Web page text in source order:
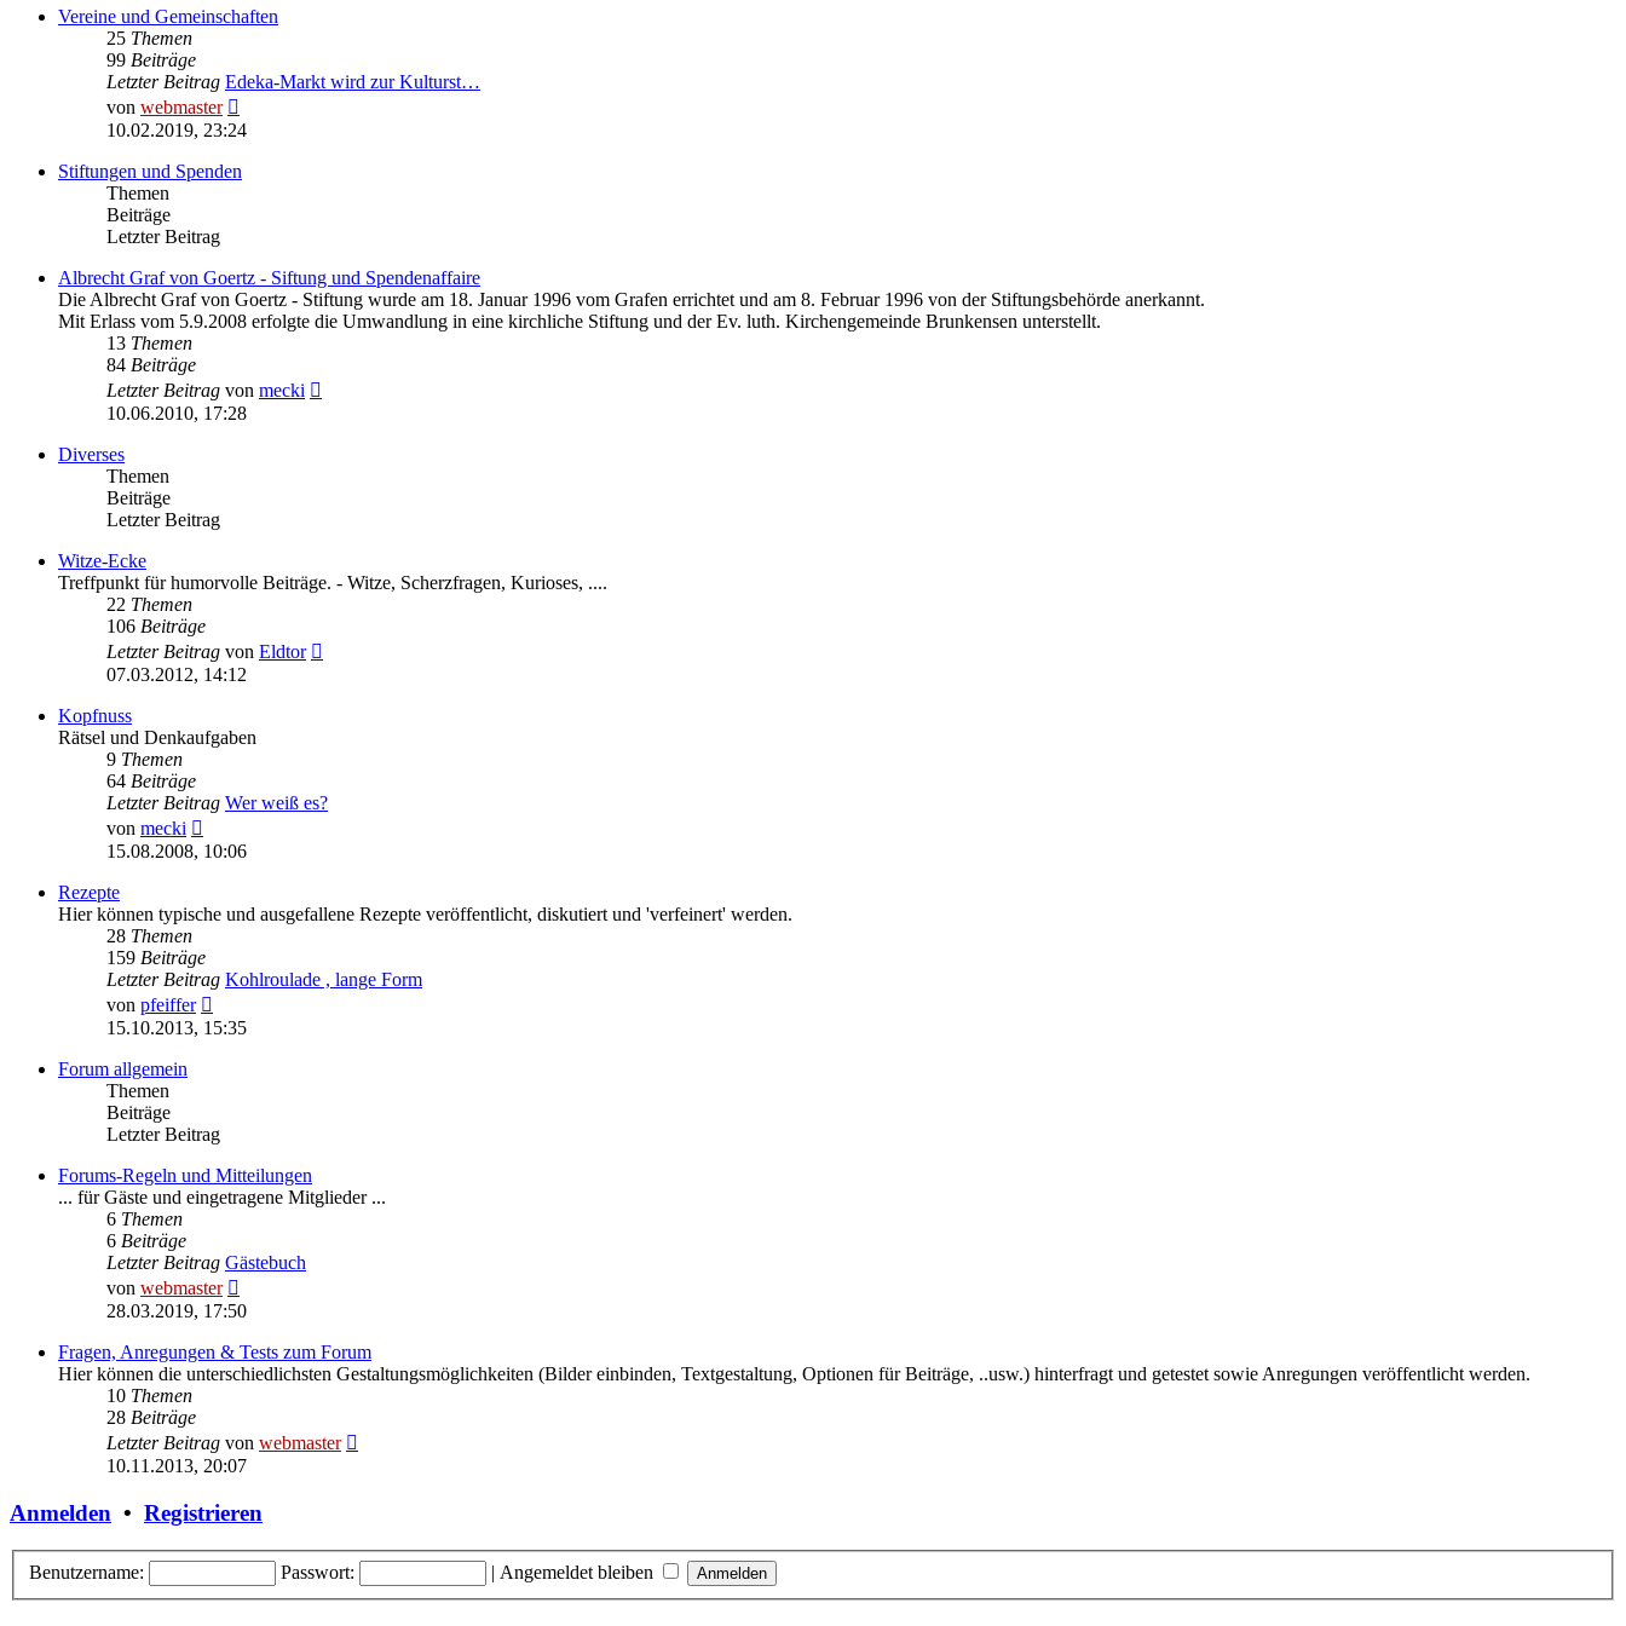
Vereine und Gemeinschaften
25 Themen
99 Beiträge
Letzter Beitrag Edeka-Markt wird zur Kulturst…
von webmaster
Beitrag
10.02.2019, 23:24
Stiftungen und Spenden
Themen
Beiträge
Letzter Beitrag
Albrecht Graf von Goertz - Siftung und Spendenaffaire
Die Albrecht Graf von Goertz - Stiftung wurde am 18. Januar 1996 vom Grafen errichtet und am 8. Februar 1996 von der Stiftungsbehörde anerkannt.
Mit Erlass vom 5.9.2008 erfolgte die Umwandlung in eine kirchliche Stiftung und der Ev. luth. Kirchengemeinde Brunkensen unterstellt.
13 Themen
84 Beiträge
Letzter Beitrag von mecki
10.06.2010, 17:28
Diverses
Themen
Beiträge
Letzter Beitrag
Witze-Ecke
Treffpunkt für humorvolle Beiträge. - Witze, Scherzfragen, Kurioses, ....
22 Themen
106 Beiträge
Letzter Beitrag von Eldtor
07.03.2012, 14:12
Kopfnuss
Rätsel und Denkaufgaben
9 Themen
64 Beiträge
Letzter Beitrag Wer weiß es?
von mecki
Beitrag
15.08.2008, 10:06
Rezepte
Hier können typische und ausgefallene Rezepte veröffentlicht, diskutiert und 'verfeinert' werden.
28 Themen
159 Beiträge
Letzter Beitrag Kohlroulade , lange Form
von pfeiffer
Beitrag
15.10.2013, 15:35
Forum allgemein
Themen
Beiträge
Letzter Beitrag
Forums-Regeln und Mitteilungen
... für Gäste und eingetragene Mitglieder ...
6 Themen
6 Beiträge
Letzter Beitrag Gästebuch
von webmaster
Beitrag
28.03.2019, 17:50
Fragen, Anregungen & Tests zum Forum
Hier können die unterschiedlichsten Gestaltungsmöglichkeiten (Bilder einbinden, Textgestaltung, Optionen für Beiträge, ..usw.) hinterfragt und getestet sowie Anregungen veröffentlicht werden.
10 Themen
28 Beiträge
Letzter Beitrag von webmaster
10.11.2013, 20:07
Anmelden • Registrieren
Benutzername: Passwort: | Angemeldet bleiben